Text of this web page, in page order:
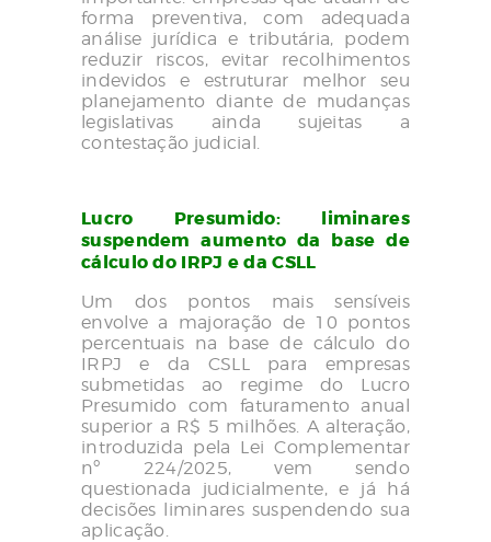
forma preventiva, com adequada
análise jurídica e tributária, podem
reduzir riscos, evitar recolhimentos
indevidos e estruturar melhor seu
planejamento diante de mudanças
legislativas ainda sujeitas a
contestação judicial.
Lucro Presumido: liminares
suspendem aumento da base de
cálculo do IRPJ e da CSLL
Um dos pontos mais sensíveis
envolve a majoração de 10 pontos
percentuais na base de cálculo do
IRPJ e da CSLL para empresas
submetidas ao regime do Lucro
Presumido com faturamento anual
superior a R$ 5 milhões. A alteração,
introduzida pela Lei Complementar
nº 224/2025, vem sendo
questionada judicialmente, e já há
decisões liminares suspendendo sua
aplicação.